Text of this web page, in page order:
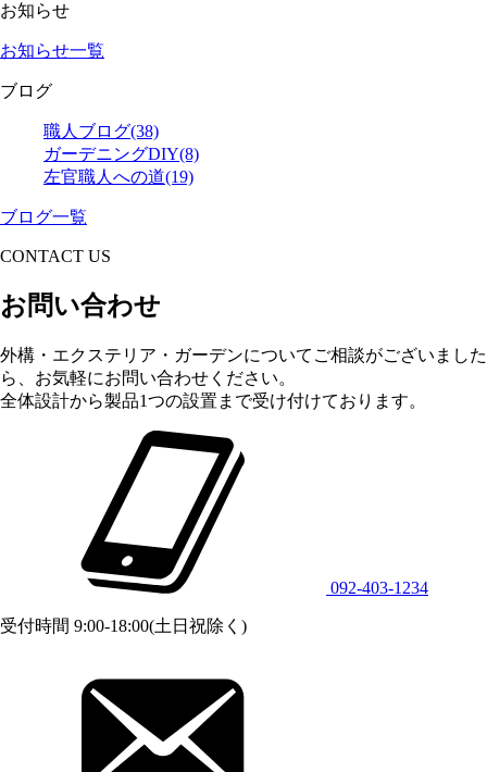
お知らせ
お知らせ一覧
ブログ
職人ブログ(38)
ガーデニングDIY(8)
左官職人への道(19)
ブログ一覧
CONTACT US
お問い合わせ
外構・エクステリア・ガーデンについてご相談がございました
ら、お気軽にお問い合わせください。
全体設計から製品1つの設置まで受け付けております。
092-403-1234
受付時間 9:00-18:00(土日祝除く)